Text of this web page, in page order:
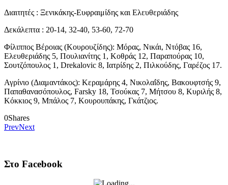
Διαιτητές : Ξενικάκης-Ευφραιμίδης και Ελευθεριάδης
Δεκάλεπτα : 20-14, 32-40, 53-60, 72-70
Φίλιππος Βέροιας (Κουρουζίδης): Μόρας, Νικάι, Ντόβας 16,
Ελευθεριάδης 5, Πουλιανίτης 1, Κοθράς 12, Παραπούρας 10,
Σουτζόπουλος 1, Drekalovic 8, Ιατρίδης 2, Πιλκούδης, Γαρέζος 17.
Αγρίνιο (Διαμαντάκος): Κεραμάρης 4, Νικολαΐδης, Βακουφτσής 9,
Παπαθανασόπουλος, Farsky 18, Τσούκας 7, Μήτσου 8, Κυριλής 8,
Κόκκιος 9, Μπάλος 7, Κουρουπάκης, Γκάτζιος.
0Shares
PrevNext
Στο Facebook